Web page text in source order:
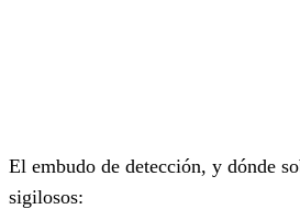
El embudo de detección, y dónde
sigilosos: